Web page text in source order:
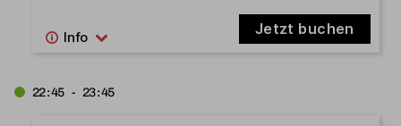
Jetzt buchen
22:45 - 23:45